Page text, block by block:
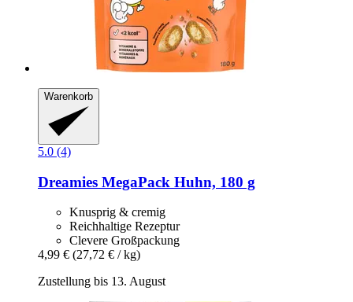
Warenkorb
5.0 (4)
Dreamies MegaPack Huhn, 180 g
Knusprig & cremig
Reichhaltige Rezeptur
Clevere Großpackung
4,99 € (27,72 € / kg)
Zustellung bis 13. August